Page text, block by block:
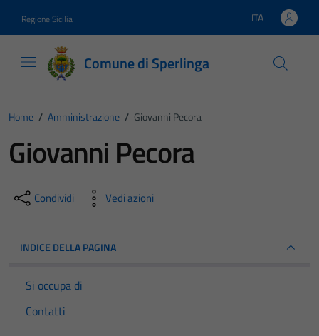
Regione Sicilia Lingua attiva:
ITA
Comune di Sperlinga
Home / Amministrazione / Giovanni Pecora
Giovanni Pecora
Condividi Vedi azioni
INDICE DELLA PAGINA
Si occupa di
Contatti